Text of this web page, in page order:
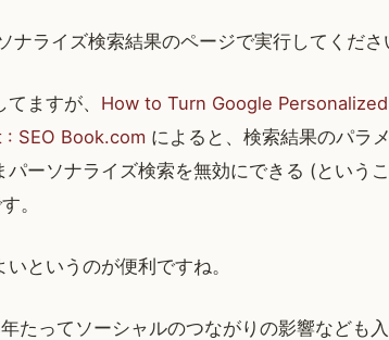
ナライズ検索結果のページで実行してくださ
ますが、 How to Turn Google
SEO Book.com によると、検索結果のパラ
パーソナライズ検索を無効にできる (という
。
というのが便利ですね。
たってソーシャルのつながりの影響なども